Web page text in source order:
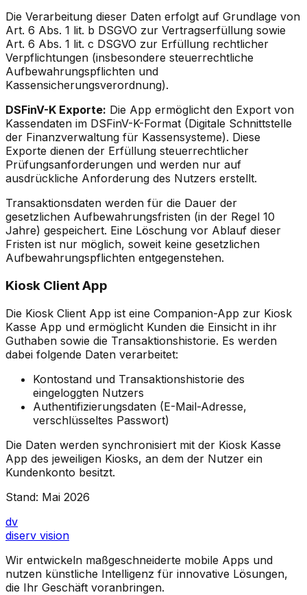
Die Verarbeitung dieser Daten erfolgt auf Grundlage von
Art. 6 Abs. 1 lit. b DSGVO zur Vertragserfüllung sowie
Art. 6 Abs. 1 lit. c DSGVO zur Erfüllung rechtlicher
Verpflichtungen (insbesondere steuerrechtliche
Aufbewahrungspflichten und
Kassensicherungsverordnung).
DSFinV-K Exporte: Die App ermöglicht den Export von
Kassendaten im DSFinV-K-Format (Digitale Schnittstelle
der Finanzverwaltung für Kassensysteme). Diese
Exporte dienen der Erfüllung steuerrechtlicher
Prüfungsanforderungen und werden nur auf
ausdrückliche Anforderung des Nutzers erstellt.
Transaktionsdaten werden für die Dauer der
gesetzlichen Aufbewahrungsfristen (in der Regel 10
Jahre) gespeichert. Eine Löschung vor Ablauf dieser
Fristen ist nur möglich, soweit keine gesetzlichen
Aufbewahrungspflichten entgegenstehen.
Kiosk Client App
Die Kiosk Client App ist eine Companion-App zur Kiosk
Kasse App und ermöglicht Kunden die Einsicht in ihr
Guthaben sowie die Transaktionshistorie. Es werden
dabei folgende Daten verarbeitet:
Kontostand und Transaktionshistorie des
eingeloggten Nutzers
Authentifizierungsdaten (E-Mail-Adresse,
verschlüsseltes Passwort)
Die Daten werden synchronisiert mit der Kiosk Kasse
App des jeweiligen Kiosks, an dem der Nutzer ein
Kundenkonto besitzt.
Stand: Mai 2026
dv
diserv vision
Wir entwickeln maßgeschneiderte mobile Apps und
nutzen künstliche Intelligenz für innovative Lösungen,
die Ihr Geschäft voranbringen.